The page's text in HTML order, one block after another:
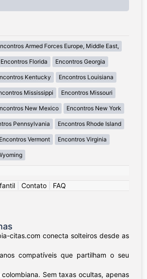
Armed Forces Europe, Middle East,
Encontros Florida Encontros Georgia
Kentucky Encontros Louisiana
Mississippi Encontros Missouri
New Mexico Encontros New York
Pennsylvania Encontros Rhode Island
Encontros Vermont Encontros Virginia
Contato FAQ
citas.com conecta solteiros desde as
compatíveis que partilham o seu
Sem taxas ocultas, apenas